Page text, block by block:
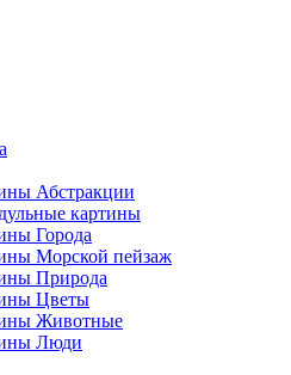
Абстракции
картины
Города
Морской пейзаж
Природа
Цветы
Животные
Люди